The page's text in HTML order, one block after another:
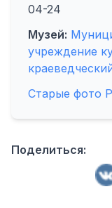
04-24
Музей:
учреждение
Старые фото
Поделиться: